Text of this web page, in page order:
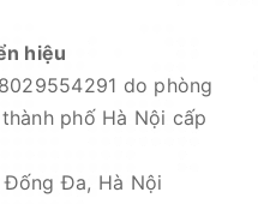
hàng toàn quốc - Nhận
)
hiệu
do phòng
phố Hà Nội cấp
Đống Đa, Hà Nội